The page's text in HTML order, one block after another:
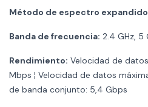
Método de espectro
Banda de frecuencia: 2.4 GHz, 5
Rendimiento: Velocidad de
Mbps ¦ Velocidad de datos
de banda conjunto: 5,4 Gbps